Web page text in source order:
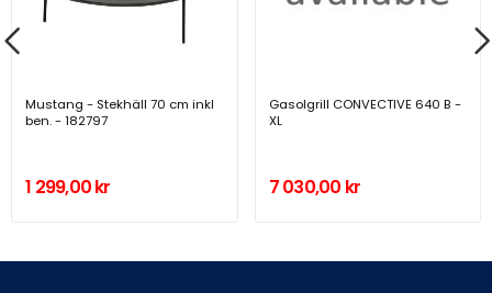
Mustang - Stekhäll 70 cm inkl
ben. - 182797
1 299,00 kr
Gasolgrill CONVECTIVE 640 B -
XL
7 030,00 kr